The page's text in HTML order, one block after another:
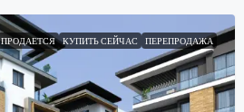
ПРОДАЕТСЯ КУПИТЬ СЕЙЧАС ПЕРЕПРОДАЖА